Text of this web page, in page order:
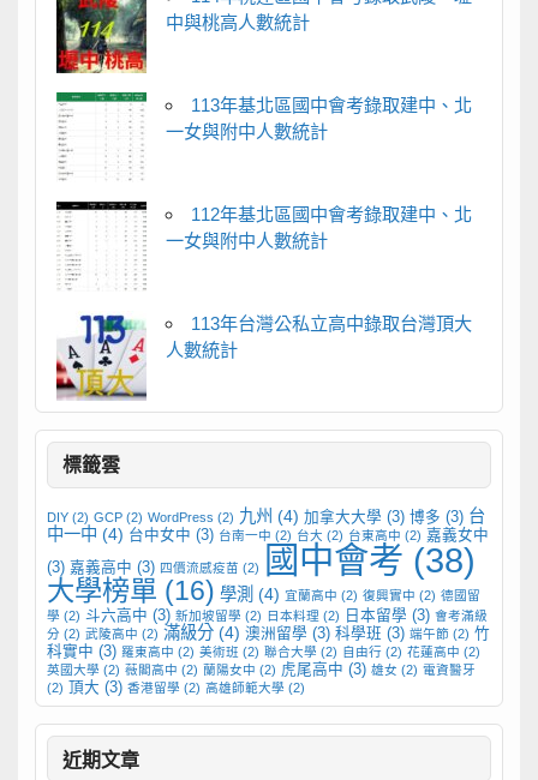
中與桃高人數統計
113年基北區國中會考錄取建中、北
一女與附中人數統計
112年基北區國中會考錄取建中、北
一女與附中人數統計
113年台灣公私立高中錄取台灣頂大
人數統計
標籤雲
DIY(2) GCP(2) WordPress (2) 九州 (4) 加拿大大學 (3) 博多 (3) 台
中一中 (4) 台中女中 (3) 台南一中 (2) 台大 (2) 台東高中 (2) 嘉義女中
(3) 嘉義高中 (3) 四價流感疫苗 (2) 國中會考 (38)
大學榜單 (16) 學測 (4) 宜蘭高中 (2) 復興實中 (2) 德國留
學 (2) 斗六高中 (3) 新加坡留學 (2) 日本料理 (2) 日本留學 (3) 會考滿級
分(2) 武陵高中 (2) 滿級分(4) 澳洲留學 (3) 科學班 (3) 端午節(2) 竹
科實中 (3) 羅東高中 (2) 美術班 (2) 聯合大學 (2) 自由行(2) 花蓮高中 (2)
英國大學 (2) 薇閣高中 (2) 蘭陽女中 (2) 虎尾高中 (3) 雄女 (2) 電資醫牙
(2)
頂大 (3) 香港留學 (2) 高雄師範大學 (2)
近期文章